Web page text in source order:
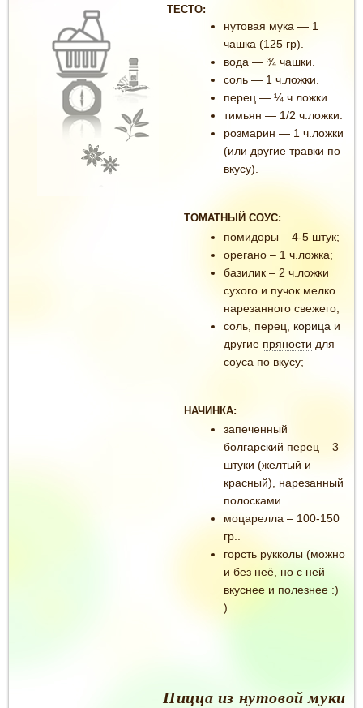
ТЕСТО:
нутовая мука — 1
чашка (125 гр).
вода — ¾ чашки.
соль — 1 ч.ложки.
перец — ¼ ч.ложки.
тимьян — 1/2 ч.ложки.
розмарин — 1 ч.ложки
(или другие травки по
вкусу).
ТОМАТНЫЙ СОУС:
помидоры – 4-5 штук;
орегано – 1 ч.ложка;
базилик – 2 ч.ложки
сухого и пучок мелко
нарезанного свежего;
соль, перец, корица и
другие пряности для
соуса по вкусу;
НАЧИНКА:
запеченный
болгарский перец – 3
штуки (желтый и
красный), нарезанный
полосками.
моцарелла – 100-150
гр..
горсть рукколы (можно
и без неё, но с ней
вкуснее и полезнее :)
).
Пицца из нутовой муки